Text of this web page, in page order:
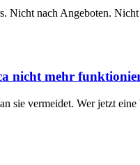
nach Angeboten.
nicht mehr
sie vermeidet. Wer jetzt